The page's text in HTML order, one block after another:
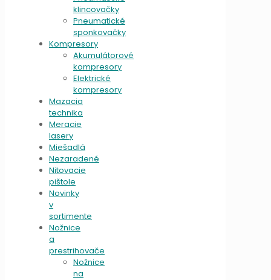
klincovačky
Pneumatické
sponkovačky
Kompresory
Akumulátorové
kompresory
Elektrické
kompresory
Mazacia
technika
Meracie
lasery
Miešadlá
Nezaradené
Nitovacie
pištole
Novinky
v
sortimente
Nožnice
a
prestrihovače
Nožnice
na